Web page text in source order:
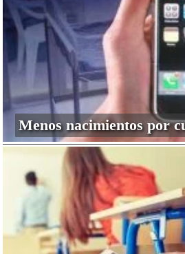
Menos nacimientos por